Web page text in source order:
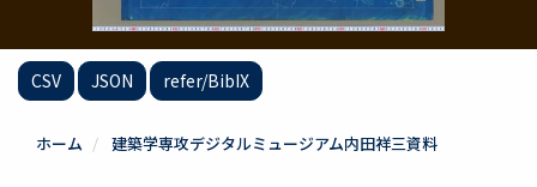
CSV JSON refer/BibIX
ホーム 建築学専攻デジタルミュージアム内田祥三資料